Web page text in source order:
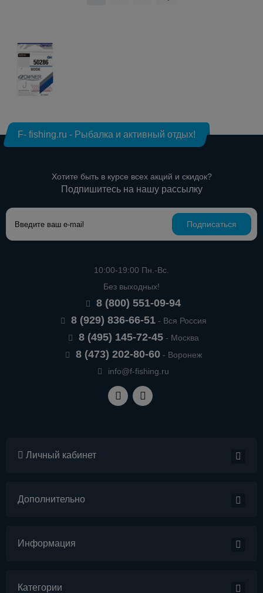
F- fishing.ru - Рыбалка и активный отдых!
Хотите быть в курсе всех акций и скидок?
Подпишитесь на нашу рассылку
Подписаться
10:00-19:00 Пн.-Вс.
Без выходных!
8 (800) 551-09-94
8 (929) 836-66-51- Вся Россия
8 (495) 145-72-45- Москва
8 (473) 202-80-60- Воронеж
info@f-fishing.ru
Личный кабинет
Дополнительно
Информация
Категории